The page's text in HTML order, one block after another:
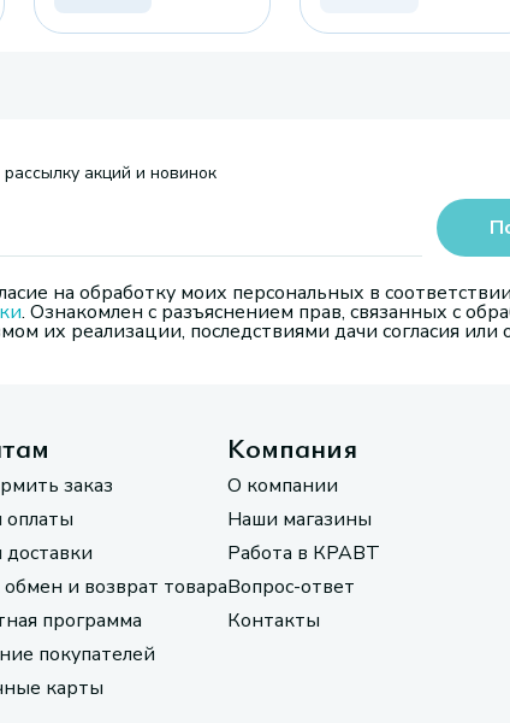
акций и новинок
на обработку моих персональных в
. Ознакомлен с разъяснением прав, связанных с
их реализации, последствиями дачи согласия или
заказ
оплаты
обмен и возврат товара
программа
покупателей
карты
Компания
О компании
Наши магазины
Работа в КРАВТ
Вопрос-ответ
Контакты